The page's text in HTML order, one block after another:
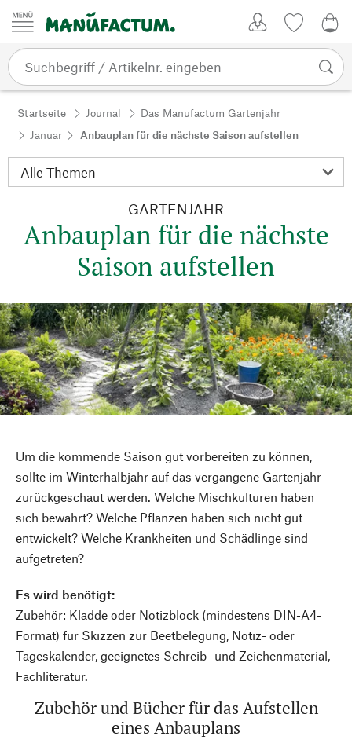
Zum Inhalt springen
Startseite Journal
Das Manufactum Gartenjahr
Januar
Anbauplan für die nächste Saison aufstellen
GARTENJAHR
Anbauplan für die nächste
Saison aufstellen
Um die kommende Saison gut vorbereiten zu können,
sollte im Winterhalbjahr auf das vergangene Gartenjahr
zurückgeschaut werden. Welche Mischkulturen haben
sich bewährt? Welche Pflanzen haben sich nicht gut
entwickelt? Welche Krankheiten und Schädlinge sind
aufgetreten?
Es wird benötigt:
Zubehör: Kladde oder Notizblock (mindestens DIN-A4-
Format) für Skizzen zur Beetbelegung, Notiz- oder
Tageskalender, geeignetes Schreib- und Zeichenmaterial,
Fachliteratur.
Zubehör und Bücher für das Aufstellen
eines Anbauplans